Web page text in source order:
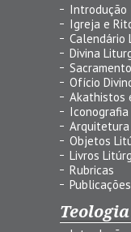
Introdução
Igreja e
Calendário
Divina
Ofício
Akathistos
Iconografia
Objetos
Livros
Rubricas
Publicações
Teologia